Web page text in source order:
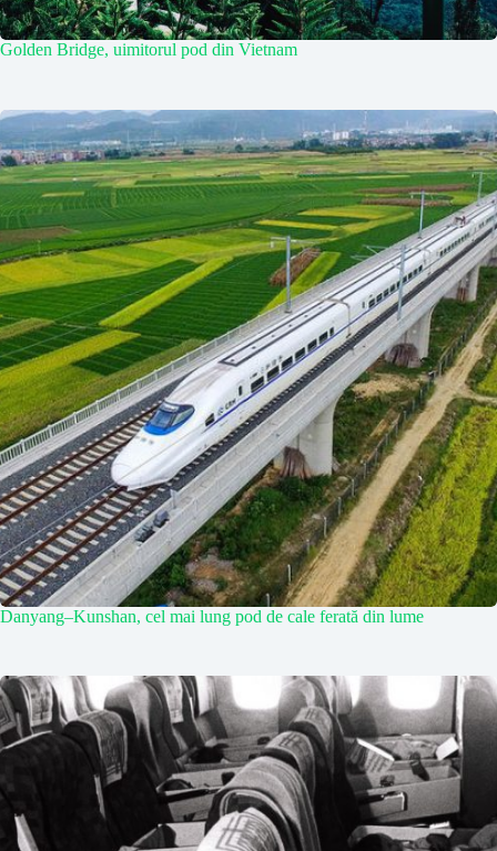
Golden Bridge, uimitorul pod din Vietnam
Danyang–Kunshan, cel mai lung pod de cale ferată din lume